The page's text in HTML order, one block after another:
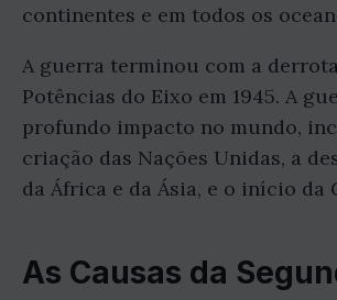
continentes e em todos os
A guerra terminou com a
Potências do Eixo em 1945. A
profundo impacto no mundo,
criação das Nações Unidas, a
da África e da Ásia, e o início da
As Causas da